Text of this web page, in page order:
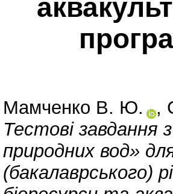
Мамченко В. Ю. ,
Тестові завдання
природних вод»
(бакалаврського)